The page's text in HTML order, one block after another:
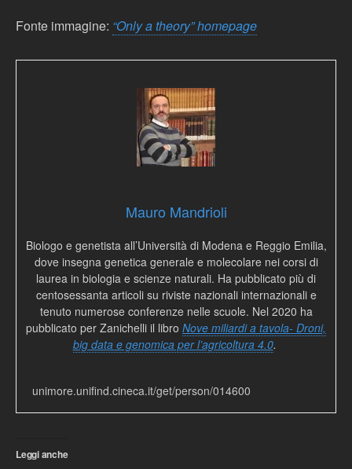
Fonte immagine: “Only a theory” homepage
Mauro Mandrioli
Biologo e genetista all’Università di Modena e Reggio Emilia,
dove insegna genetica generale e molecolare nei corsi di
laurea in biologia e scienze naturali. Ha pubblicato più di
centosessanta articoli su riviste nazionali internazionali e
tenuto numerose conferenze nelle scuole. Nel 2020 ha
pubblicato per Zanichelli il libro Nove miliardi a tavola- Droni,
big data e genomica per l’agricoltura 4.0.
unimore.unifind.cineca.it/get/person/014600
Leggi anche